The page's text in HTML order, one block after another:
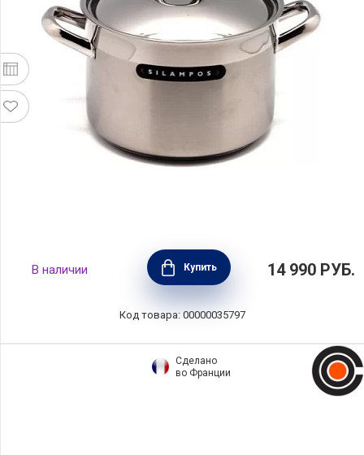
Кастрюля "Европа" 5,2 л, диаметр 22 см,
нержавеющая сталь, Silampos, Португалия,
632123BM6622
В наличии Купить 14 990 РУБ.
Код товара: 00000035797
Сделано
во Франции